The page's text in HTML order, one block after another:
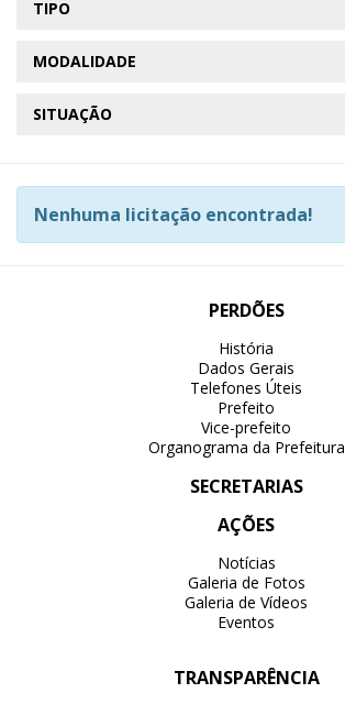
TIPO
MODALIDADE
SITUAÇÃO
Nenhuma licitação encontrada!
PERDÕES
História
Dados Gerais
Telefones Úteis
Prefeito
Vice-prefeito
Organograma da Prefeitura
SECRETARIAS
AÇÕES
Notícias
Galeria de Fotos
Galeria de Vídeos
Eventos
TRANSPARÊNCIA